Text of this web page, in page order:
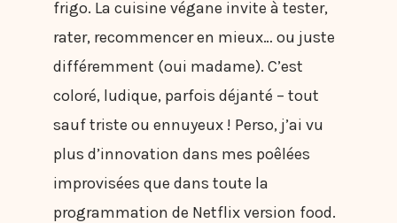
frigo. La cuisine végane invite à tester,
rater, recommencer en mieux… ou juste
différemment (oui madame). C’est
coloré, ludique, parfois déjanté – tout
sauf triste ou ennuyeux ! Perso, j’ai vu
plus d’innovation dans mes poêlées
improvisées que dans toute la
programmation de Netflix version food.